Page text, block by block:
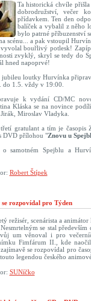
Ta historická chvíle
dobrodružství, večer
přídavkem. Ten den
balíček a vybalil z něho
bylo patrné příbuzenství
scénu... a pak vstoupil
bouřlivý potlesk!
zvyklý, skryl se tedy do
hned napoprvé!
jubileu loutky Hurvínka
do 1.5. vždy v 19:00.
k vydání CD/MC
Kláska se na novince
Miroslav Vladyka.
gratulant a tím je časopis
DVD přílohou "Znovu u
o samotném Spejblu a
Robert Štípek
rozpovídal pro Týden
režisér, scenárista a
Nesmrtelným se stal
um věnoval i pro
Fimfárum II., kde
se rozpovídal pro
legendou českého
SUNíčko